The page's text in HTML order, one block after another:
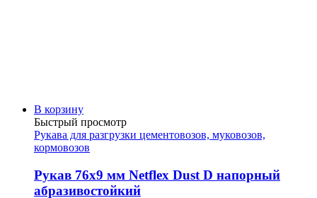
В корзину
Быстрый просмотр
Рукава для разгрузки цементовозов, муковозов,
кормовозов
Рукав 76х9 мм Netflex Dust D напорный
абразивостойкий